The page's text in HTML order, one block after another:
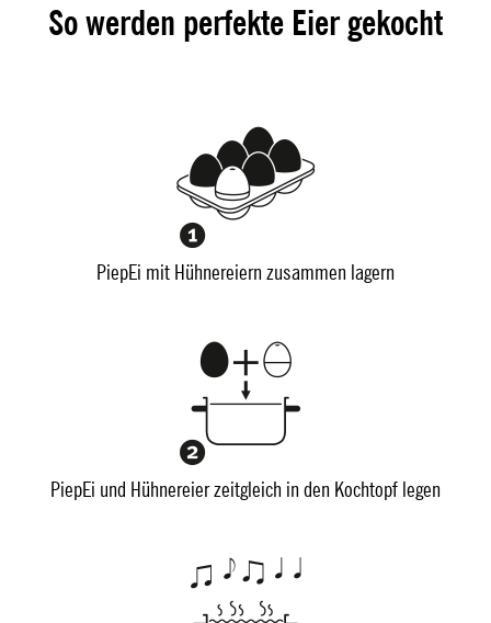
So werden perfekte Eier gekocht
PiepEi mit Hühnereiern zusammen lagern
PiepEi und Hühnereier zeitgleich in den Kochtopf legen